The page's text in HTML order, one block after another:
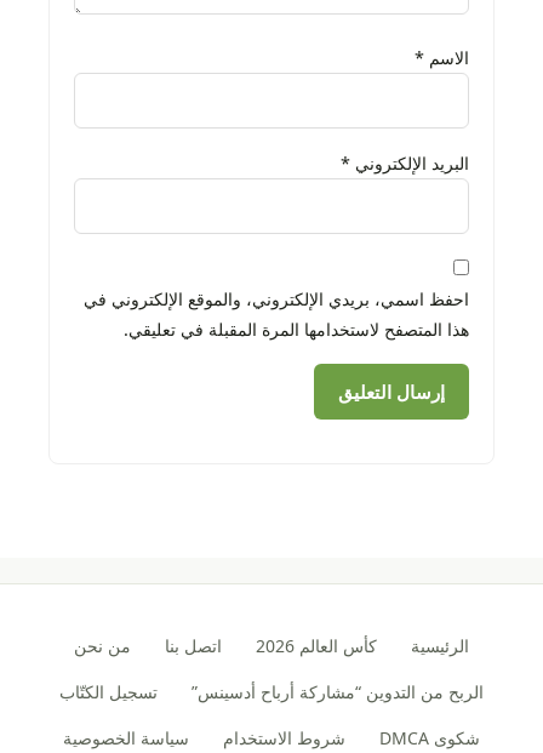
الاسم *
البريد الإلكتروني *
احفظ اسمي، بريدي الإلكتروني، والموقع الإلكتروني في
هذا المتصفح لاستخدامها المرة المقبلة في تعليقي.
الرئيسية كأس العالم 2026 اتصل بنا
من نحن
الربح من التدوين “مشاركة أرباح أدسينس”
تسجيل الكتّاب
شكوى DMCA
شروط الاستخدام سياسة الخصوصية